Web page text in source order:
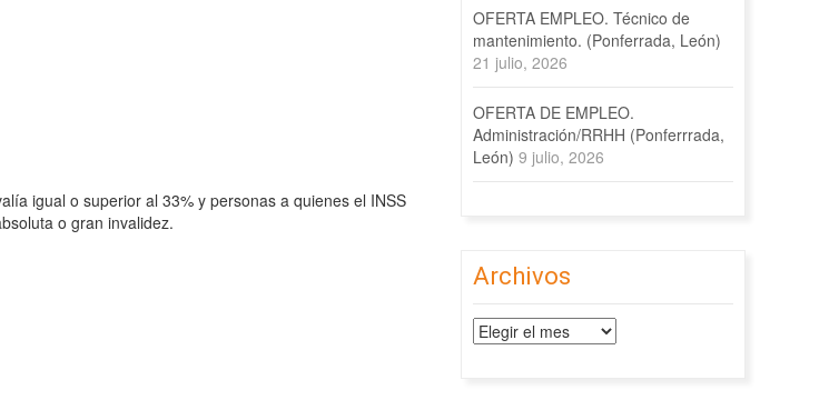
igual o superior al 33% y personas a quienes el INSS
o gran invalidez.
OFERTA EMPLEO. Técnico de
mantenimiento. (Ponferrada, León)
21 julio, 2026
OFERTA DE EMPLEO.
Administración/RRHH (Ponferrrada,
León) 9 julio, 2026
Archivos
Archivos